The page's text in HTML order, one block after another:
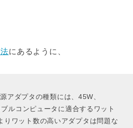
にあるように、
アダプタの種類には、45W、
ルコンピュータに適合するワット
ワット数の高いアダプタは問題な